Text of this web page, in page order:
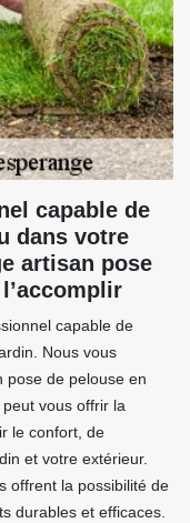
capable de
dans votre
artisan pose
capable de
Nous vous
pose de pelouse en
vous offrir la
le confort, de
et votre extérieur.
offrent la possibilité de
durables et efficaces.